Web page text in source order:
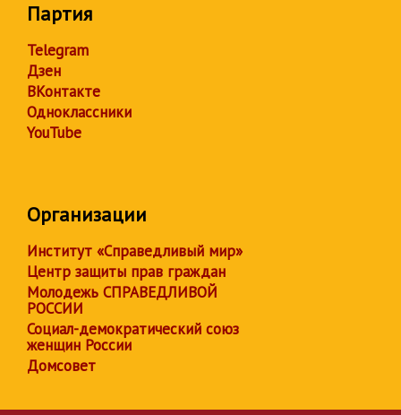
Партия
Telegram
Дзен
ВКонтакте
Одноклассники
YouTube
Организации
Институт «Справедливый мир»
Центр защиты прав граждан
Молодежь СПРАВЕДЛИВОЙ
РОССИИ
Социал-демократический союз
женщин России
Домсовет